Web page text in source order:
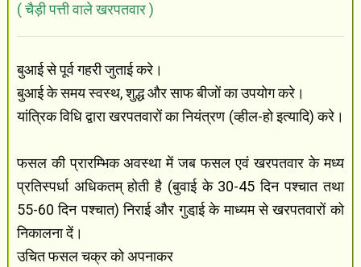
( चैड़ी पत्ती वाले खरपतवार )
बुआई से पूर्व गहरी जुताई करे।
बुआई के समय स्वस्थ, शुद्ध और साफ बीजों का उपयोग करे।
यांत्रिक विधि द्वारा खरपतवारों का नियंत्रण (व्हील-हो इत्यादि) करे।
फसल की प्रारम्भिक अवस्था में जब फसल एवं खरपतवार के मध्य
प्रतिस्पर्धा अधिकतम् होती है (बुवाई के 30-45 दिन पश्चात तथा
55-60 दिन पश्चात) निराई और गुडा़ई के माध्यम से खरपतवारों को
निकालना दें।
उचित फसल चक्र को अपनाकर